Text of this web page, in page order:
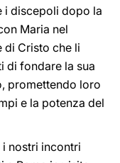
i discepoli dopo la
Maria nel
di Cristo che li
di fondare la sua
promettendo loro
e la potenza del
nostri incontri